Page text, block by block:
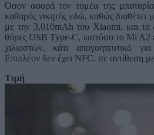
Όσον αφορά τον τομέα της
καθαρός νικητής εδώ, καθώς
με την 3,010mAh του Xiaomi. και
θύρες USB Type-C, ωστόσο το Mi A2
χιλιοστών, κάτι απογοητευτικό
Επιπλέον δεν έχει NFC. σε αντίθεση
Τιμή